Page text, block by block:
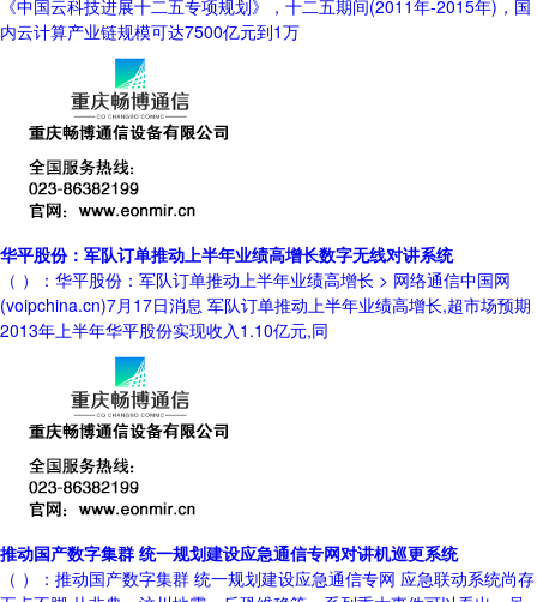
《中国云科技进展十二五专项规划》，十二五期间(2011年-2015年)，国
内云计算产业链规模可达7500亿元到1万
华平股份：军队订单推动上半年业绩高增长数字无线对讲系统
（ ）：华平股份：军队订单推动上半年业绩高增长 > 网络通信中国网
(voipchina.cn)7月17日消息 军队订单推动上半年业绩高增长,超市场预期
2013年上半年华平股份实现收入1.10亿元,同
推动国产数字集群 统一规划建设应急通信专网对讲机巡更系统
（ ）：推动国产数字集群 统一规划建设应急通信专网 应急联动系统尚存